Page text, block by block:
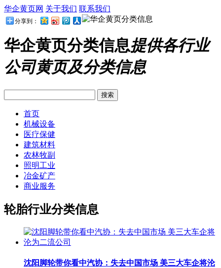
华企黄页网 关于我们 联系我们
分享到：
华企黄页分类信息提供各行业
公司黄页及分类信息
首页
机械设备
医疗保健
建筑材料
农林牧副
照明工业
冶金矿产
商业服务
轮胎行业分类信息
沈阳脚轮带你看中汽协：失去中国市场 美三大车企将沦